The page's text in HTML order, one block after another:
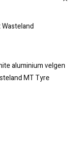
aluminium velgen
MT Tyre